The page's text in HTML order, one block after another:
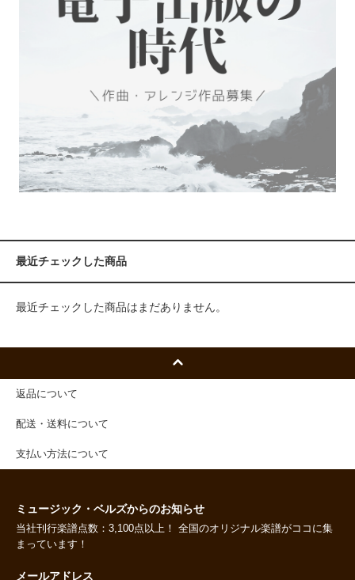
最近チェックした商品
最近チェックした商品はまだありません。
返品について
配送・送料について
支払い方法について
ミュージック・ベルズからのお知らせ
当社刊行楽譜点数：3,100点以上！ 全国のオリジナル楽譜がココに集
まっています！
メールアドレス